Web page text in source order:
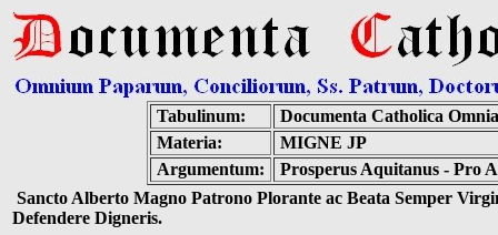
Tabulinum:
Documenta Catholica Omnia
Materia:
MIGNE JP
Argumentum:
Prosperus Aquitanus - Pro
Sancto Alberto Magno Patrono Plorante ac Beata Semper
Defendere Digneris.